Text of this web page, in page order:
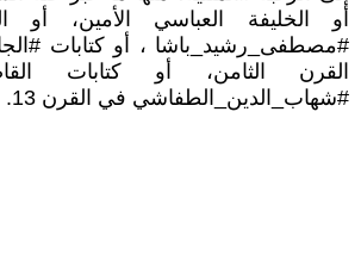
أو الخليفة العباسي الأمين، أو
#مصطفى_رشيد_باشا ، أو كتابات
القرن الثامن، أو كتابات
#شهاب_الدين_الطفاشي في القرن 13.